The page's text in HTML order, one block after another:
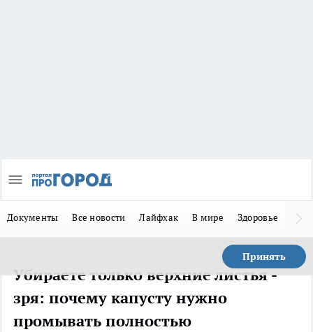
Документы Все новости Лайфхак В мире Здоровье
Принять
Убираете только верхние листья -
зря: почему капусту нужно
промывать полностью